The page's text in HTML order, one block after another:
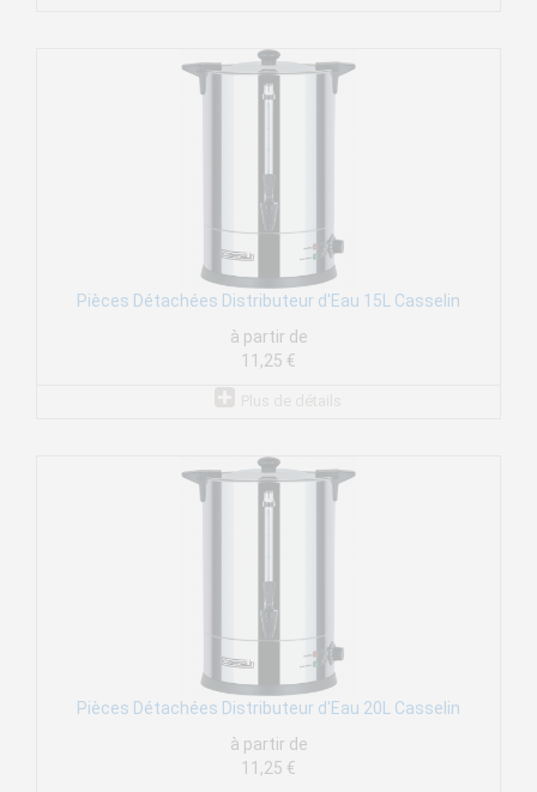
Pièces Détachées Distributeur d'Eau 15L Casselin
à partir de
11,25 €
Pièces Détachées Distributeur d'Eau 20L Casselin
à partir de
11,25 €